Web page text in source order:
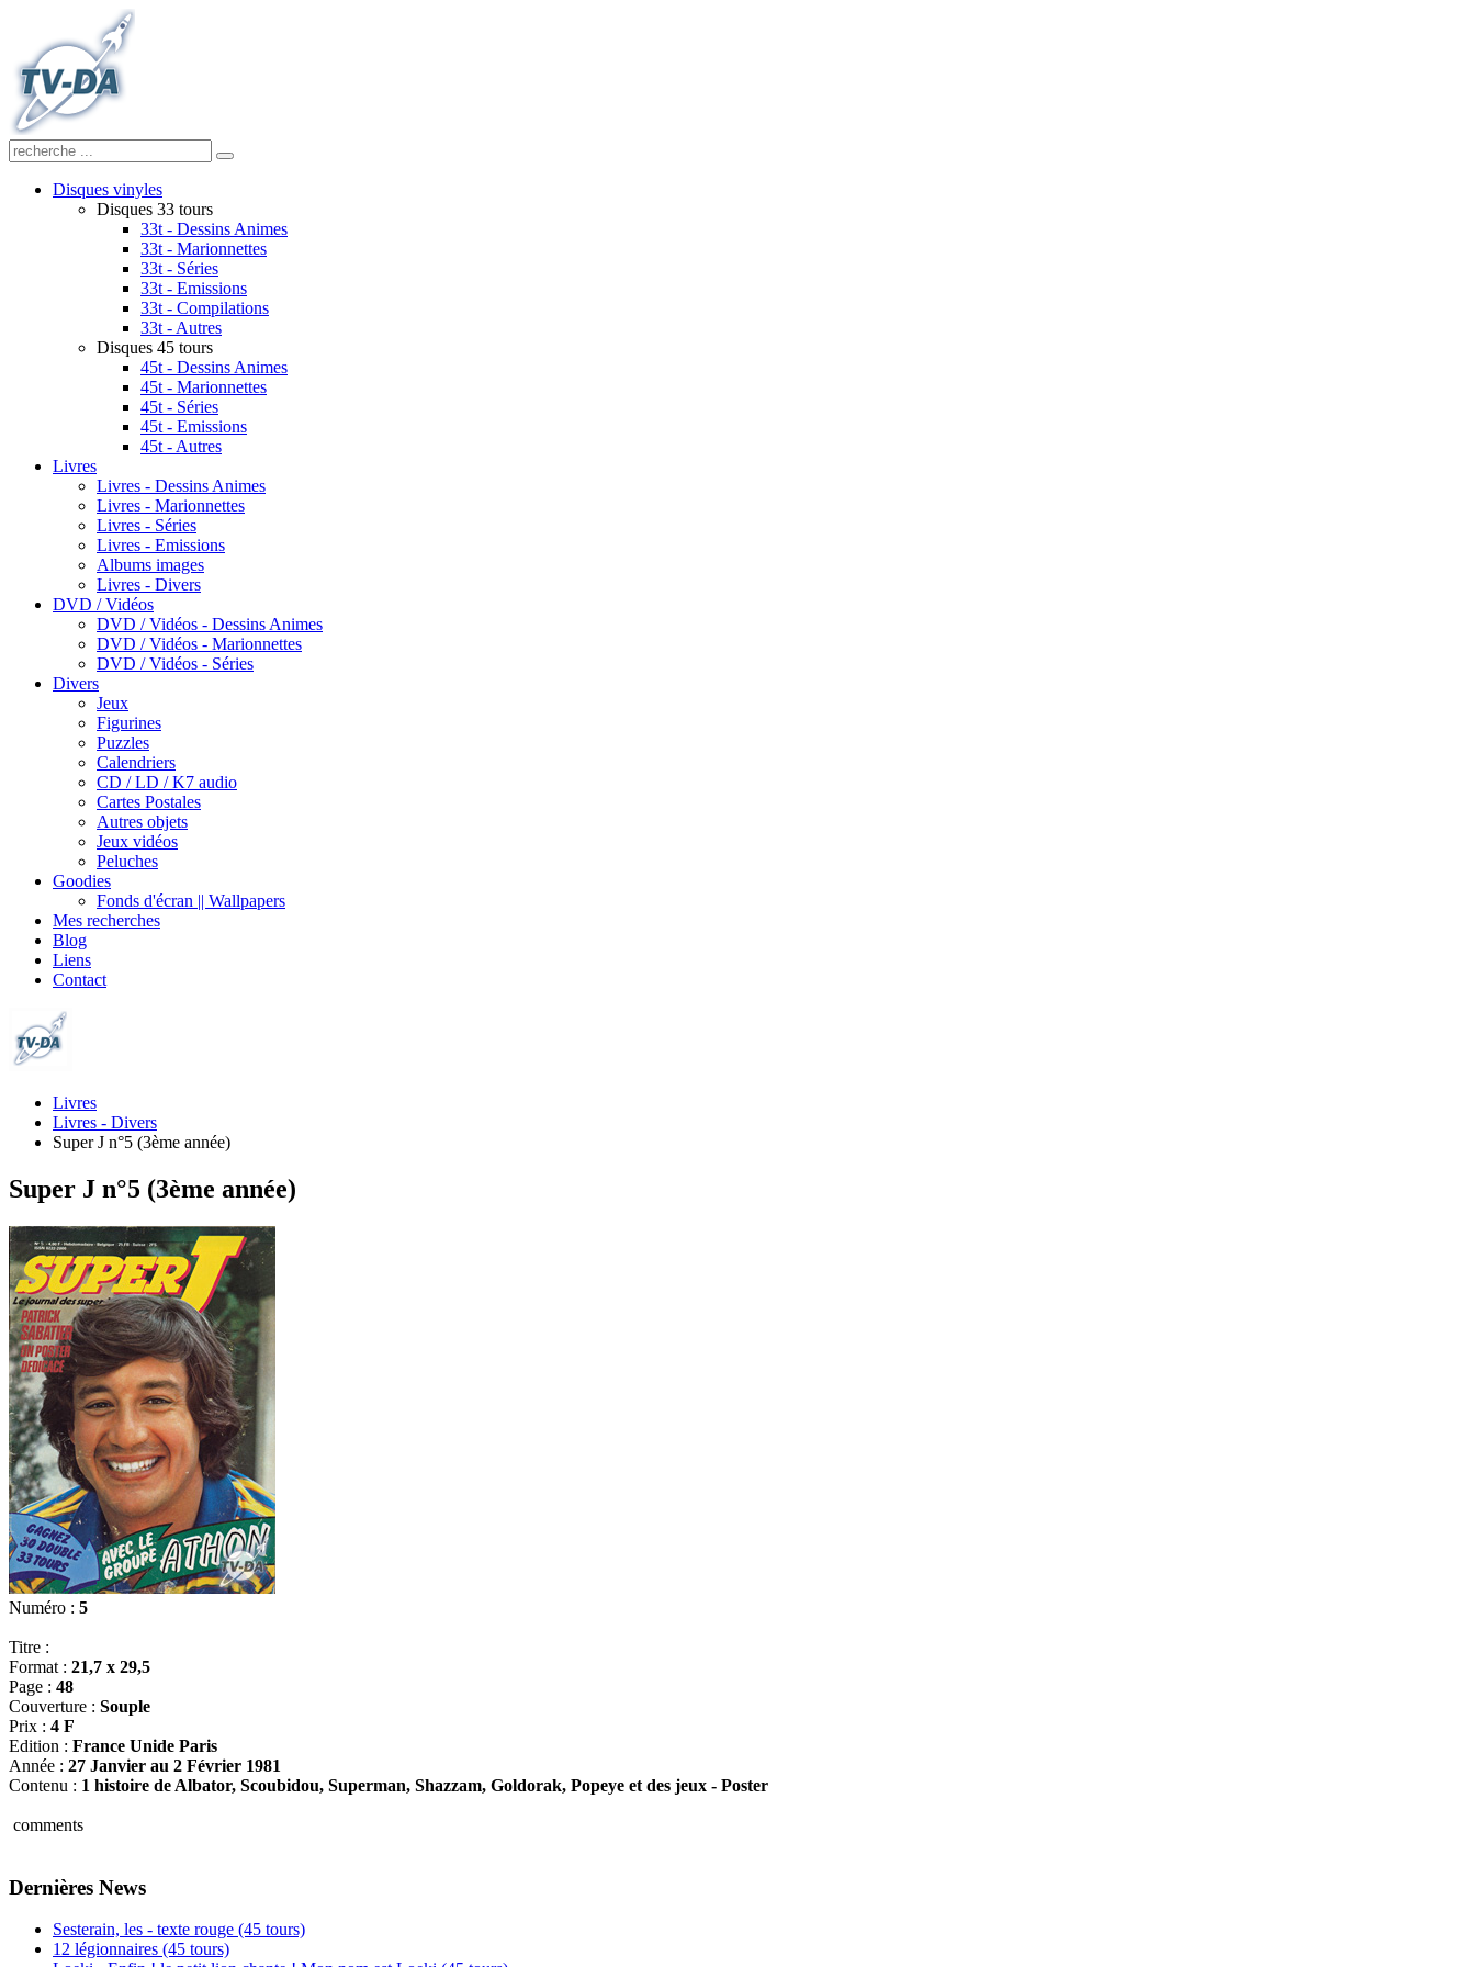
Disques vinyles
Disques 33 tours
33t - Dessins Animes
33t - Marionnettes
33t - Séries
33t - Emissions
33t - Compilations
33t - Autres
Disques 45 tours
45t - Dessins Animes
45t - Marionnettes
45t - Séries
45t - Emissions
45t - Autres
Livres
Livres - Dessins Animes
Livres - Marionnettes
Livres - Séries
Livres - Emissions
Albums images
Livres - Divers
DVD / Vidéos
DVD / Vidéos - Dessins Animes
DVD / Vidéos - Marionnettes
DVD / Vidéos - Séries
Divers
Jeux
Figurines
Puzzles
Calendriers
CD / LD / K7 audio
Cartes Postales
Autres objets
Jeux vidéos
Peluches
Goodies
Fonds d'écran || Wallpapers
Mes recherches
Blog
Liens
Contact
Livres
Livres - Divers
Super J n°5 (3ème année)
Super J n°5 (3ème année)
Numéro : 5
Titre :
Format : 21,7 x 29,5
Page : 48
Couverture : Souple
Prix : 4 F
Edition : France Unide Paris
Année : 27 Janvier au 2 Février 1981
Contenu : 1 histoire de Albator, Scoubidou, Superman, Shazzam, Goldorak, Popeye et des jeux - Poster
comments
Dernières News
Sesterain, les - texte rouge (45 tours)
12 légionnaires (45 tours)